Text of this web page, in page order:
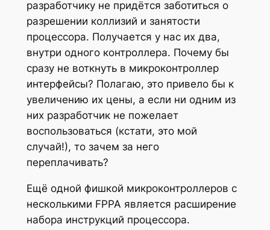
разработчику не придётся заботиться о
разрешении коллизий и занятости
процессора. Получается у нас их два,
внутри одного контроллера. Почему бы
сразу не воткнуть в микроконтроллер
интерфейсы? Полагаю, это привело бы к
увеличению их цены, а если ни одним из
них разработчик не пожелает
воспользоваться (кстати, это мой
случай!), то зачем за него
переплачивать?
Ещё одной фишкой микроконтроллеров с
несколькими FPPA является расширение
набора инструкций процессора.